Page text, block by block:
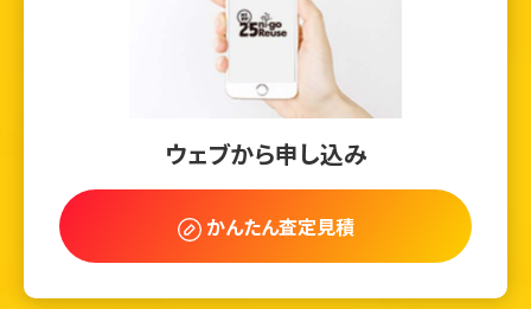
ウェブから申し込み
かんたん査定見積